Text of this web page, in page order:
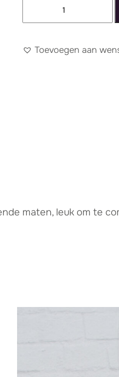
grootToevoegen aan
maten, leuk om te